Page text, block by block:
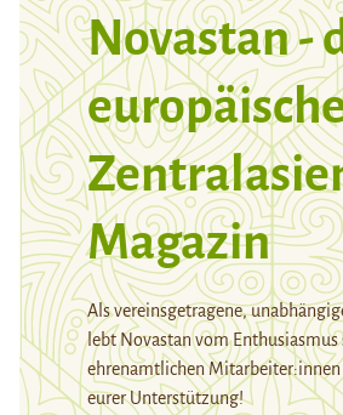
Novastan -
Magazin
Als vereinsgetragene,
lebt Novastan vom Enthusiasmus
ehrenamtlichen Mitarbeiter:innen
eurer Unterstützung!